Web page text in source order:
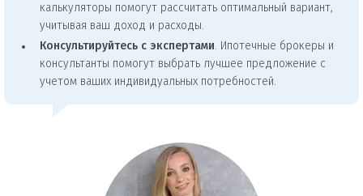
калькуляторы помогут рассчитать оптимальный вариант,
учитывая ваш доход и расходы.
Консультируйтесь с экспертами. Ипотечные брокеры и
консультанты помогут выбрать лучшее предложение с
учетом ваших индивидуальных потребностей.